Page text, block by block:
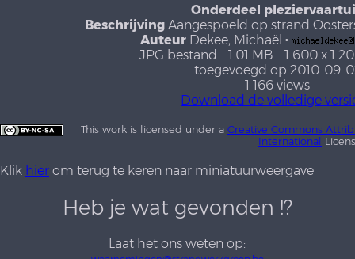
Onderdeel
Beschrijving Aangespoeld op strand
Auteur Dekee, Michaël ·
JPG bestand - 1.01 MB - 1 600 x 1
toegevoegd op 2010-09-
1 166 views
Download de volledige
This work is licensed under a Creative Commons
International
Klik hier om terug te keren naar miniatuurweergave
Heb je wat gevonden !?
Laat het ons weten op: